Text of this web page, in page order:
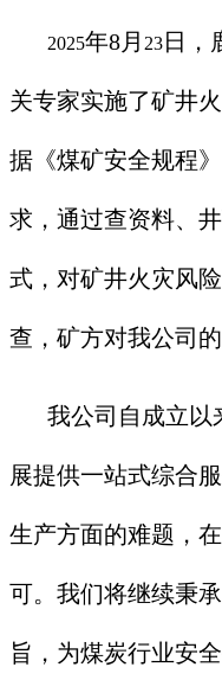
2025年8月 23 日，
关专家实施了矿井
据《煤矿安全规程
求，通过查资料、
式，对矿井火灾风
查，矿方对我公司
我公司自成立以
展提供一站式综合
生产方面的难题，
可。我们将继续秉
旨，为煤炭行业安